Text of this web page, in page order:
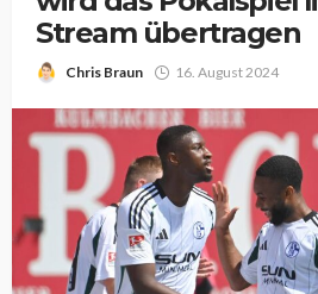
Stream übertragen
Chris Braun 16. August 2024